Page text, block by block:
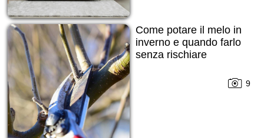
Come potare il melo in
inverno e quando farlo
senza rischiare
9